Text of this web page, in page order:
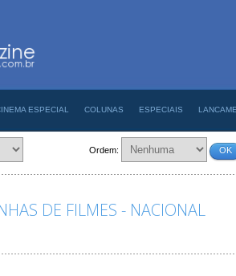
ESPECIAL COLUNAS ESPECIAIS
Ordem: OK
DE FILMES - NACIONAL